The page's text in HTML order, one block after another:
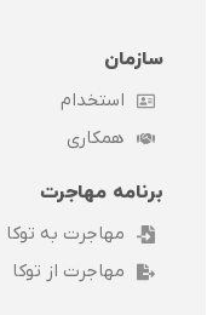
سازمان
استخدام
همکاری
برنامه مهاجرت
مهاجرت به توکا
مهاجرت از توکا